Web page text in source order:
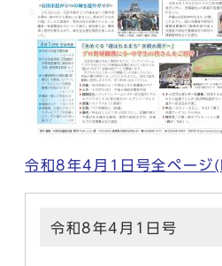
令和8年4月1日号全ページ
令和8年4月1日号